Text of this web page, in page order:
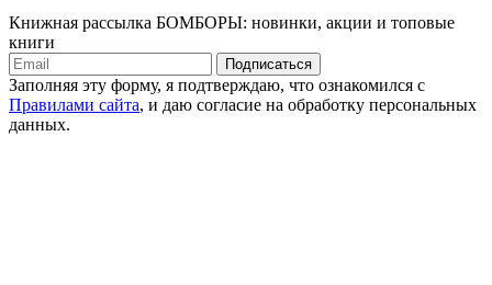
Книжная рассылка БОМБОРЫ: новинки, акции и топовые
книги
Подписаться
Заполняя эту форму, я подтверждаю, что ознакомился с
Правилами сайта, и даю согласие на обработку персональных
данных.